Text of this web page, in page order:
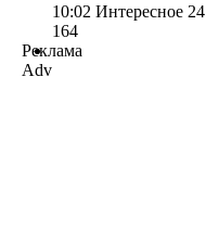
10:02 Интересное 24
164
Реклама
Adv